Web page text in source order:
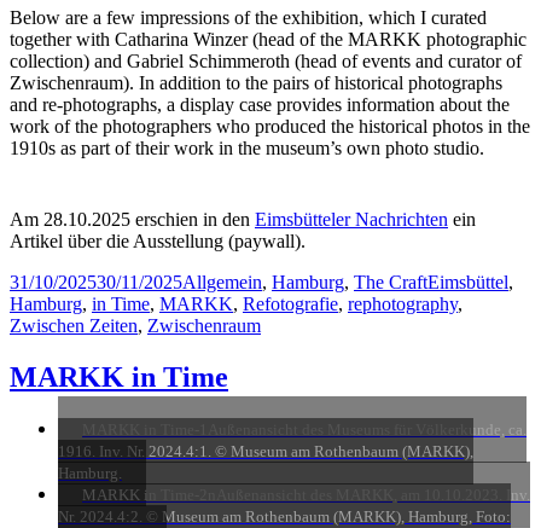
Below are a few impressions of the exhibition, which I curated
together with Catharina Winzer (head of the MARKK photographic
collection) and Gabriel Schimmeroth (head of events and curator of
Zwischenraum). In addition to the pairs of historical photographs
and re-photographs, a display case provides information about the
work of the photographers who produced the historical photos in the
1910s as part of their work in the museum’s own photo studio.
Am 28.10.2025 erschien in den Eimsbütteler Nachrichten ein
Artikel über die Ausstellung (paywall).
Posted
on
31/10/202530/11/2025Categories
Allgemein, Hamburg, The CraftTags
Eimsbüttel,
Hamburg, in Time, MARKK, Refotografie, rephotography,
Zwischen Zeiten, Zwischenraum
MARKK in Time
Außenansicht des Museums für Völkerkunde, ca.
1916. Inv. Nr. 2024.4:1. © Museum am Rothenbaum (MARKK),
Hamburg.
MARKK in Time-2n
Außenansicht des MARKK, am 10.10.2023. Inv.
Nr. 2024.4:2. © Museum am Rothenbaum (MARKK), Hamburg, Foto: